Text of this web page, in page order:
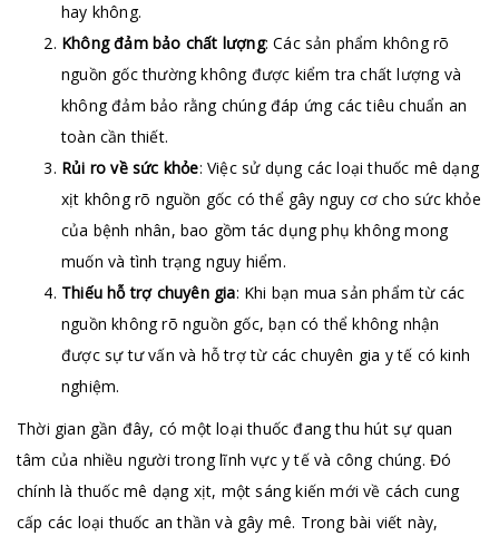
hay không.
Không đảm bảo chất lượng: Các sản phẩm không rõ
nguồn gốc thường không được kiểm tra chất lượng và
không đảm bảo rằng chúng đáp ứng các tiêu chuẩn an
toàn cần thiết.
Rủi ro về sức khỏe: Việc sử dụng các loại thuốc mê dạng
xịt không rõ nguồn gốc có thể gây nguy cơ cho sức khỏe
của bệnh nhân, bao gồm tác dụng phụ không mong
muốn và tình trạng nguy hiểm.
Thiếu hỗ trợ chuyên gia: Khi bạn mua sản phẩm từ các
nguồn không rõ nguồn gốc, bạn có thể không nhận
được sự tư vấn và hỗ trợ từ các chuyên gia y tế có kinh
nghiệm.
Thời gian gần đây, có một loại thuốc đang thu hút sự quan
tâm của nhiều người trong lĩnh vực y tế và công chúng. Đó
chính là thuốc mê dạng xịt, một sáng kiến mới về cách cung
cấp các loại thuốc an thần và gây mê. Trong bài viết này,